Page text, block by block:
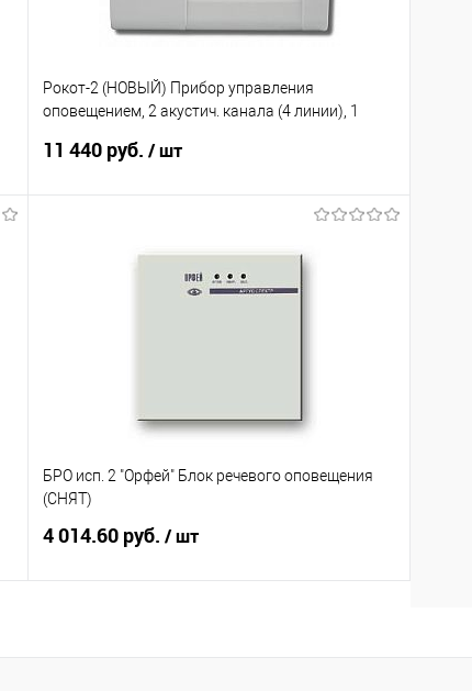
Рокот-2 (НОВЫЙ) Прибор управления
оповещением, 2 акустич. канала (4 линии), 1
11 440 руб. / шт
К сравнению
БРО исп. 2 "Орфей" Блок речевого оповещения
(СНЯТ)
4 014.60 руб. / шт